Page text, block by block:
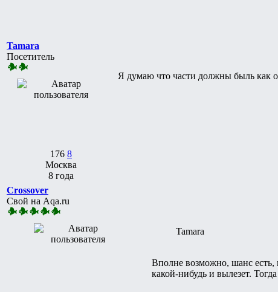
Tamara
Посетитель
176 8
Москва
8 года
Я думаю что части должны быль как
Crossover
Свой на Aqa.ru
Tamara
Вполне возможно, шанс есть,
какой-нибудь и вылезет.